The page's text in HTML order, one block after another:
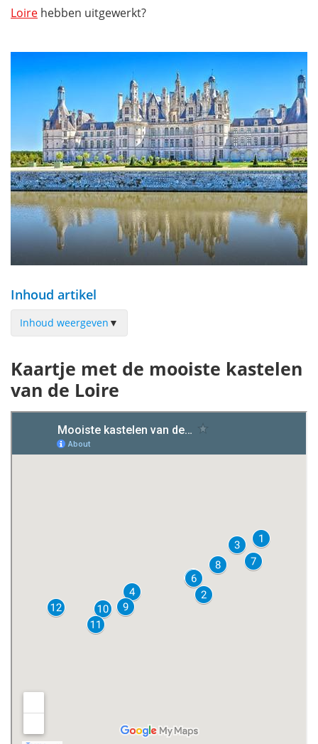
Loire hebben uitgewerkt?
Inhoud artikel
Inhoud weergeven ▼
Château de Chenonceau
Château Royal de Blois
Château de Villandry
Château d'Amboise
Manoir du Clos Lucé
Onze tips: gegidste rondleidingen
Andere bezienswaardigheden in Loire
Filmpje: dronebeelden van enkele highlights van de
Mis niets tijdens je verblijf in de Loirevallei met onze reisgids!
Kaartje met de mooiste kastelen
van de Loire